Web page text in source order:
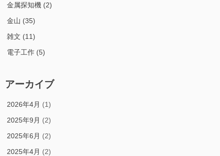
金属探知機 (2)
金山 (35)
雑文 (11)
電子工作 (5)
アーカイブ
2026年4月 (1)
2025年9月 (2)
2025年6月 (2)
2025年4月 (2)